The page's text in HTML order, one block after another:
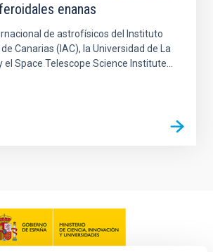
enanas
de astrofísicos del Instituto
Canarias (IAC), la Universidad de La
el Space Telescope Science Institute...